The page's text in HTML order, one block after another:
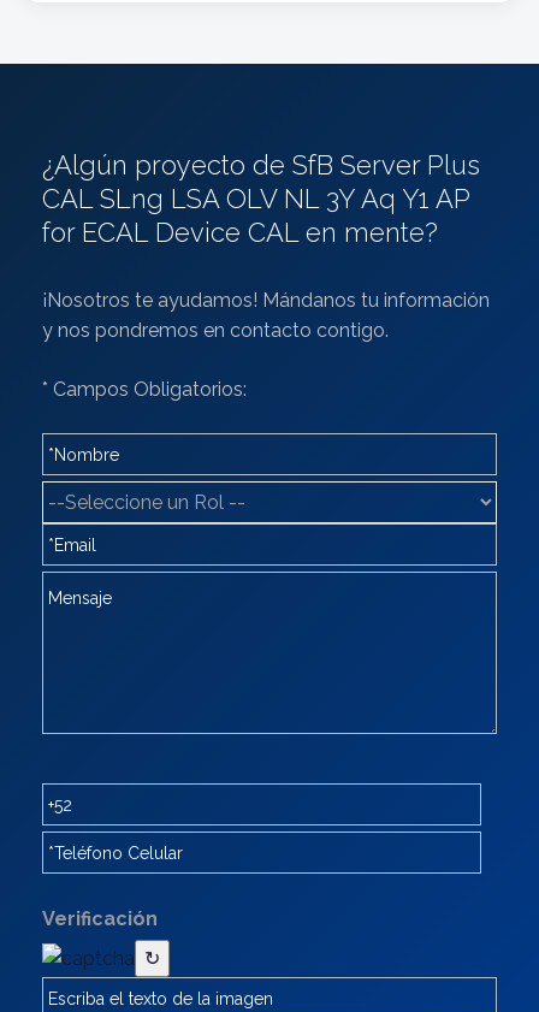
¿Algún proyecto de SfB Server Plus
CAL SLng LSA OLV NL 3Y Aq Y1 AP
for ECAL Device CAL en mente?
¡Nosotros te ayudamos! Mándanos tu información
y nos pondremos en contacto contigo.
* Campos Obligatorios:
Verificación
↻